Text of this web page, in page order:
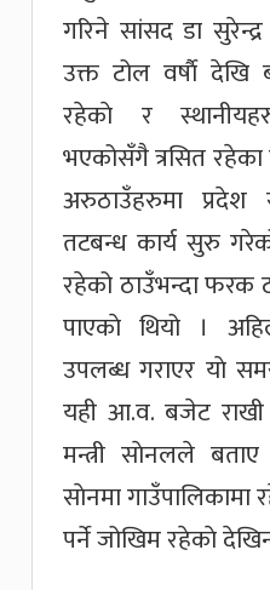
गरिने सांसद डा
उक्त टोल वर्षाै
रहेकाे र
भएकोसँगै त्रसित
अरुठाउँहरुमा प्रदेश
तटबन्ध कार्य सुरु
रहेको ठाउँभन्दा फरक
पाएकाे थियो ।
उपलब्ध गराएर याे
यही आ.व. बजेट राखी
मन्त्री साेनलले
साेनमा गाउँपालिकामा
पर्ने जोखिम रहेकाे